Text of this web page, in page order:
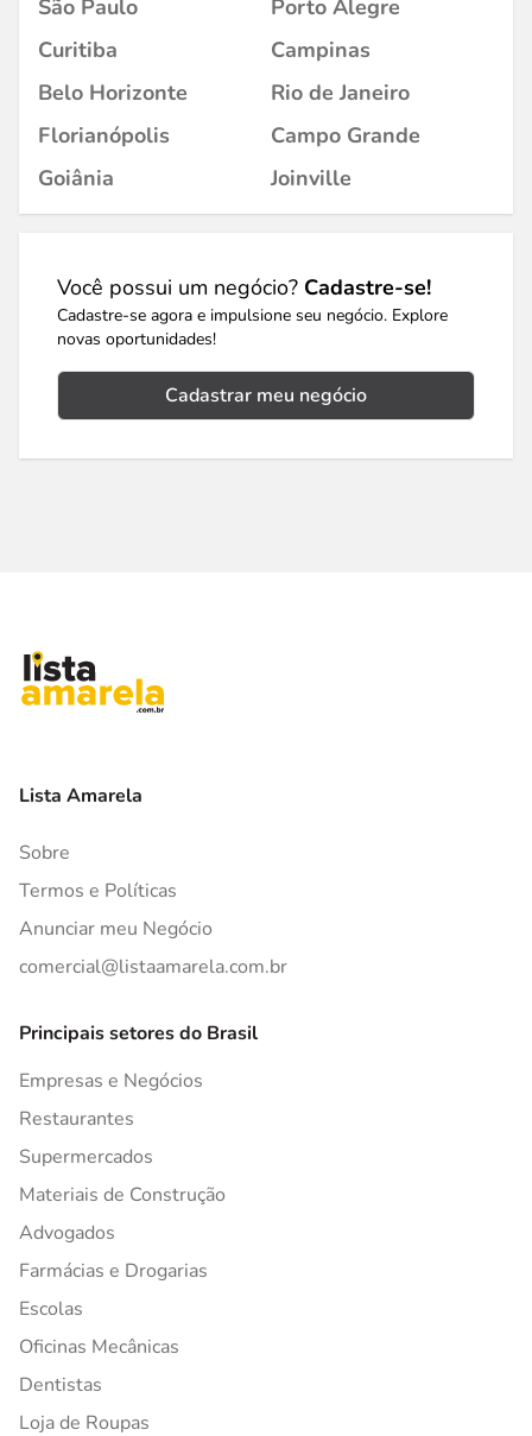
São Paulo
Porto Alegre
Curitiba
Campinas
Belo Horizonte
Rio de Janeiro
Florianópolis
Campo Grande
Goiânia
Joinville
Você possui um negócio? Cadastre-se!
Cadastre-se agora e impulsione seu negócio. Explore
novas oportunidades!
Cadastrar meu negócio
Lista Amarela
Sobre
Termos e Políticas
Anunciar meu Negócio
comercial@listaamarela.com.br
Principais setores do Brasil
Empresas e Negócios
Restaurantes
Supermercados
Materiais de Construção
Advogados
Farmácias e Drogarias
Escolas
Oficinas Mecânicas
Dentistas
Loja de Roupas